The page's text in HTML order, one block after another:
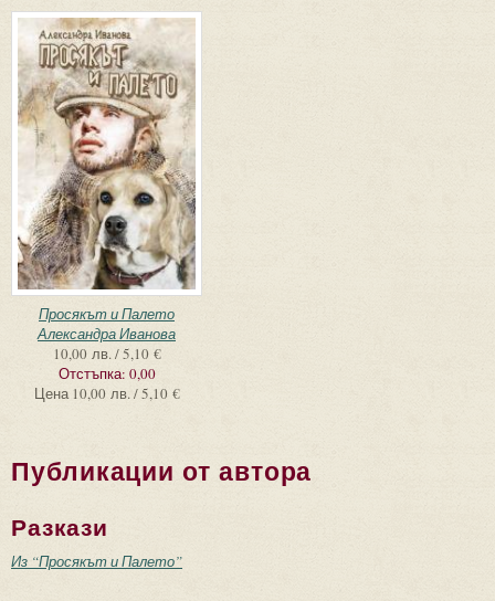
Просякът и Палето
Александра Иванова
10,00 лв. / 5,10 €
Отстъпка: 0,00
Цена 10,00 лв. / 5,10 €
Публикации от автора
Разкази
Из “Просякът и Палето”